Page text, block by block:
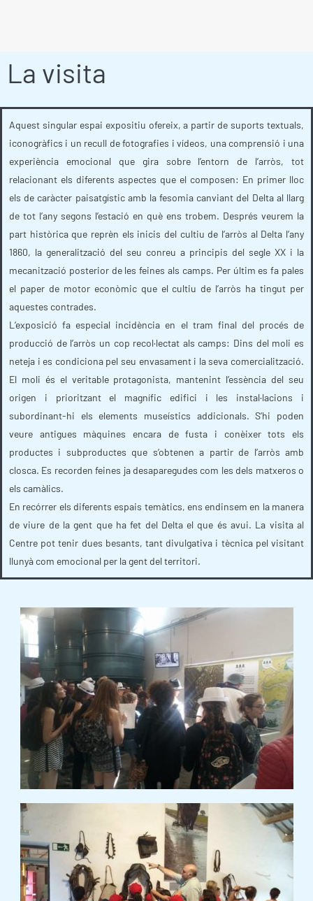
La visita
Aquest singular espai expositiu ofereix, a partir de suports textuals,
iconogràfics i un recull de fotografies i vídeos, una comprensió i una
experiència emocional que gira sobre l’entorn de l’arròs, tot
relacionant els diferents aspectes que el composen: En primer lloc
els de caràcter paisatgístic amb la fesomia canviant del Delta al llarg
de tot l’any segons l’estació en què ens trobem. Després veurem la
part històrica que reprèn els inicis del cultiu de l’arròs al Delta l’any
1860, la generalització del seu conreu a principis del segle XX i la
mecanització posterior de les feines als camps. Per últim es fa pales
el paper de motor econòmic que el cultiu de l’arròs ha tingut per
aquestes contrades.
L’exposició fa especial incidència en el tram final del procés de
producció de l’arròs un cop recol·lectat als camps: Dins del moli es
neteja i es condiciona pel seu envasament i la seva comercialització.
El moli és el veritable protagonista, mantenint l’essència del seu
origen i prioritzant el magnífic edifici i les instal·lacions i
subordinant-hi els elements museístics addicionals. S’hi poden
veure antigues màquines encara de fusta i conèixer tots els
productes i subproductes que s’obtenen a partir de l’arròs amb
closca. Es recorden feines ja desaparegudes com les dels matxeros o
els camàlics.
En recórrer els diferents espais temàtics, ens endinsem en la manera
de viure de la gent que ha fet del Delta el que és avui. La visita al
Centre pot tenir dues besants, tant divulgativa i tècnica pel visitant
llunyà com emocional per la gent del territori.